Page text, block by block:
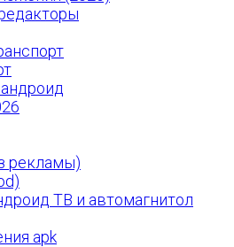
рекламы)
ТВ и автомагнитол
apk